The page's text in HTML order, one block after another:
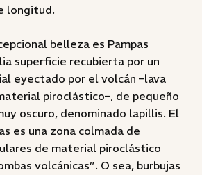
longitud.
belleza es Pampas
superficie recubierta por un
eyectado por el volcán –lava
piroclástico–, de pequeño
oscuro, denominado lapillis. El
es una zona colmada de
de material piroclástico
volcánicas”. O sea, burbujas